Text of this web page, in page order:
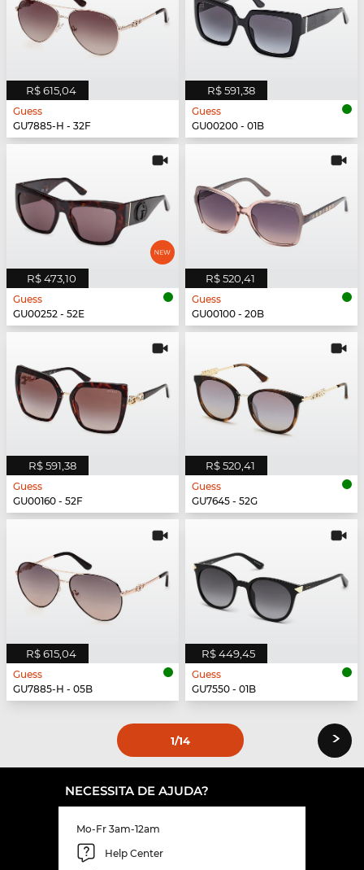
R$ 615,04
Guess
GU7885-H - 32F
R$ 591,38
Guess
GU00200 - 01B
R$ 473,10
Guess
GU00252 - 52E
R$ 520,41
Guess
GU00100 - 20B
R$ 591,38
Guess
GU00160 - 52F
R$ 520,41
Guess
GU7645 - 52G
R$ 615,04
Guess
GU7885-H - 05B
R$ 449,45
Guess
GU7550 - 01B
1/14 ›
NECESSITA DE AJUDA?
Mo-Fr 3am-12am
Help Center